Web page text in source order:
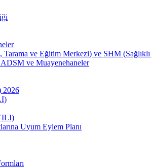
ve Eğitim Merkezi) ve SHM
ve Muayenehaneler
2026
Uyum Eylem Planı